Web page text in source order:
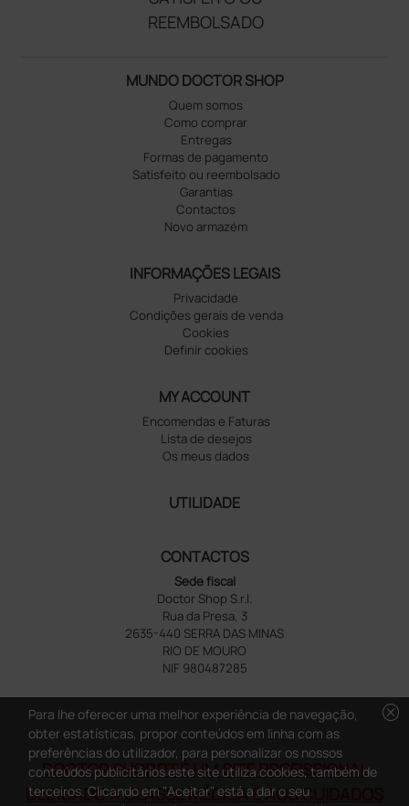
REEMBOLSADO
MUNDO DOCTOR SHOP
Quem somos
Como comprar
Entregas
Formas de pagamento
Satisfeito ou reembolsado
Garantias
Contactos
Novo armazém
INFORMAÇÕES LEGAIS
Privacidade
Condições gerais de venda
Cookies
Definir cookies
MY ACCOUNT
Encomendas e Faturas
Lista de desejos
Os meus dados
UTILIDADE
CONTACTOS
Sede fiscal
Doctor Shop S.r.l.
Rua da Presa, 3
2635-440 SERRA DAS MINAS
RIO DE MOURO
NIF 980487285
DOCTOR SHOP.PT É UM SITE PROFISSIONAL
DEDICADO À CLASSE MÉDICA E AOS CUIDADOS
cancel
Para lhe oferecer uma melhor experiência de navegação,
obter estatísticas, propor conteúdos em linha com as
preferências do utilizador, para personalizar os nossos
conteúdos publicitários este site utiliza cookies, também de
terceiros. Clicando em "Aceitar" está a dar o seu